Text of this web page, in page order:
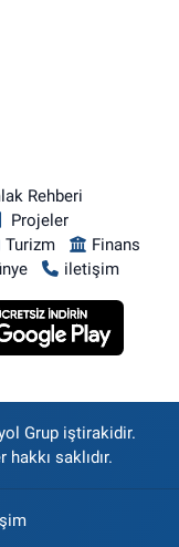
Rehberi
Projeler
Turizm
Finans
iletişim
Grup iştirakidir.
saklıdır.